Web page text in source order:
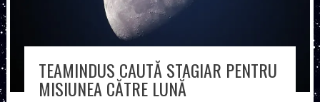
TEAMINDUS CAUTĂ STAGIAR PENTRU
MISIUNEA CĂTRE LUNĂ